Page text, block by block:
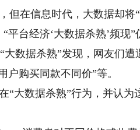
在信息时代，大数据却将“
台经济‘大数据杀熟’频现”
数据杀熟”发现，网友们遭
户购买同款不同价”等。
大数据杀熟”行为，并认为